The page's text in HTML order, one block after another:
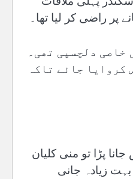
پر راضی کر لیا تھا۔
خاصی دلچسپی تھی۔
کروایا جائے تاکہ
پڑا تو منی کلیان
زیادہ جانی